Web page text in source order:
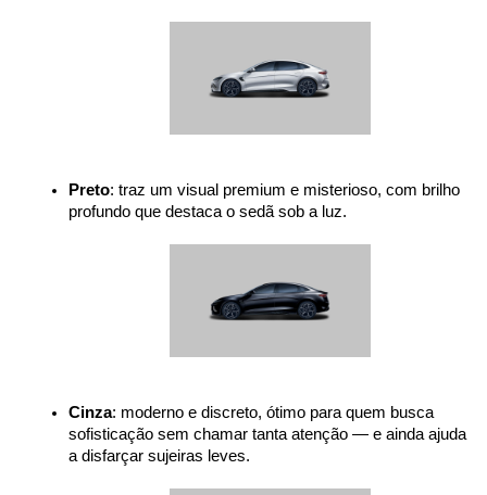
Preto: traz um visual premium e misterioso, com brilho
profundo que destaca o sedã sob a luz.
Cinza: moderno e discreto, ótimo para quem busca
sofisticação sem chamar tanta atenção — e ainda ajuda
a disfarçar sujeiras leves.